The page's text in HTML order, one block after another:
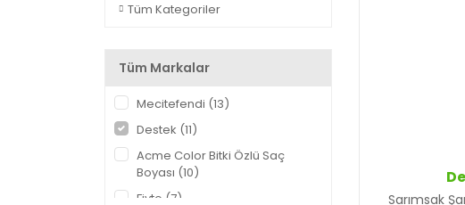
Tüm Kategoriler
Tüm Markalar
Mecitefendi (13)
Destek (11)
Acme Color Bitki Özlü Saç
Boyası (10)
Fiyto (7)
Sarımsak